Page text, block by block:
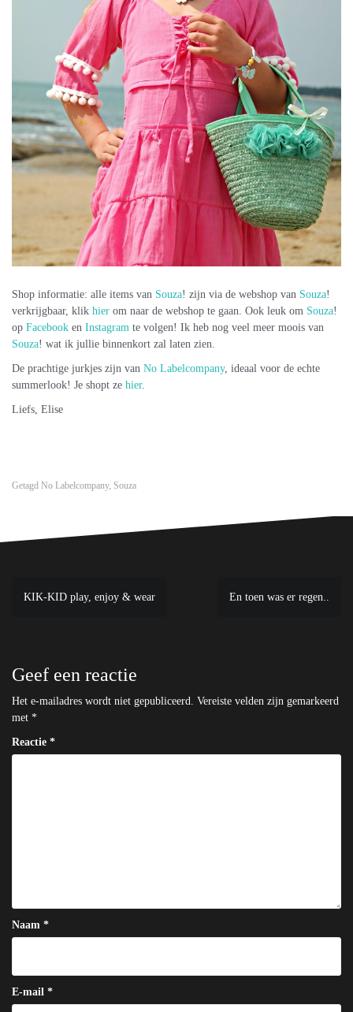
Shop informatie: alle items van Souza! zijn via de webshop van Souza!
verkrijgbaar, klik hier om naar de webshop te gaan. Ook leuk om Souza!
op Facebook en Instagram te volgen! Ik heb nog veel meer moois van
Souza! wat ik jullie binnenkort zal laten zien.
De prachtige jurkjes zijn van No Labelcompany, ideaal voor de echte
summerlook! Je shopt ze hier.
Liefs, Elise
Getagd No Labelcompany, Souza
Bericht
KIK-KID play, enjoy & wear En toen was er regen..
Geef een reactie
Het e-mailadres wordt niet gepubliceerd. Vereiste velden zijn gemarkeerd
met *
Reactie *
Naam *
E-mail *